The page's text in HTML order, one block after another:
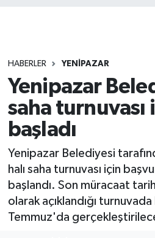
HABERLER YENİPAZAR
Yenipazar
saha turnuvası
başladı
Yenipazar Belediyesi
halı saha turnuvası için
başlandı. Son müracaat
olarak açıklandığı
Temmuz'da
Tüm Manşetler
Son Dakika Haberleri
Haber Arşivi